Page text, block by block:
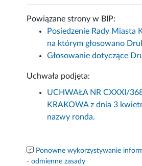
Powiązane strony w BIP:
Posiedzenie Rady Miasta
na którym głosowano
Głosowanie dotyczące
Uchwała podjęta:
UCHWAŁA NR CXXXI/
KRAKOWA z dnia 3
nazwy ronda.
Ponowne wykorzystywanie
- odmienne zasady